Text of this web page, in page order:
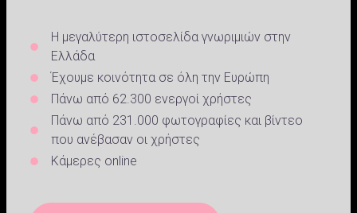
Η μεγαλύτερη ιστοσελίδα γνωριμιών στην
Ελλάδα
Έχουμε κοινότητα σε όλη την Ευρώπη
Πάνω από 62.300 ενεργοί χρήστες
Πάνω από 231.000 φωτογραφίες και βίντεο
που ανέβασαν οι χρήστες
Κάμερες online